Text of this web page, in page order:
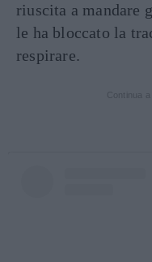
riuscita a mandare
le ha bloccato la
respirare.